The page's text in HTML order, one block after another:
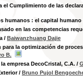
el Cumplimiento de las
humanos : el capital humano
en las competencias
/ Baiwanzhuang Dajie
la optimización de
B.
empresa DecoCristal, C.A. /
/ Bruno Pujol